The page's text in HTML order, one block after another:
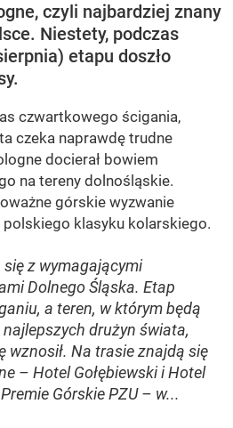
czyli najbardziej znany
Niestety, podczas
etapu doszło
czwartkowego ścigania,
czeka naprawdę trudne
docierał bowiem
na tereny dolnośląskie.
górskie wyzwanie
klasyku kolarskiego.
z wymagającymi
Dolnego Śląska. Etap
a teren, w którym będą
drużyn świata,
wznosił. Na trasie znajdą się
– Hotel Gołębiewski i Hotel
Górskie PZU – w...